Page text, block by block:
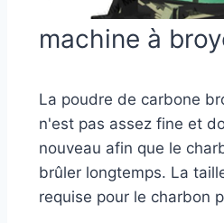
machine à
La poudre de carbone
n'est pas assez fine et
nouveau afin que le
brûler longtemps. La
requise pour le charbon